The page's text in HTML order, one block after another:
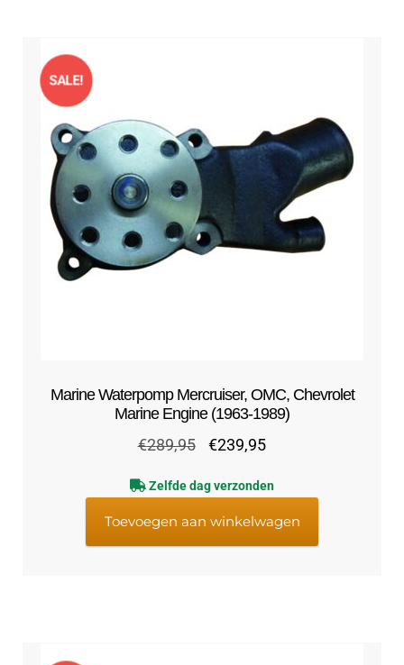
Marine Waterpomp Mercruiser, OMC, Chevrolet
Marine Engine (1963-1989)
SALE!
€289,95
Oorspronkelijke
was:
€289,95.
€239,95Huidige
is:
€239,95.
Zelfde dag verzonden
Toevoegen aan winkelwagen